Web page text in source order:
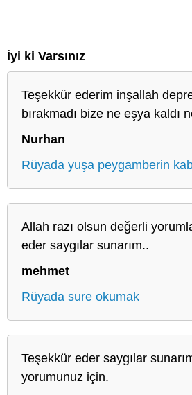
İyi ki Varsınız
Teşekkür ederim inşallah
bırakmadı bize ne eşya kaldı
Nurhan
Rüyada yuşa peygamberin
Allah razı olsun değerli
eder saygılar sunarım..
mehmet
Rüyada sure okumak
Teşekkür eder saygılar
yorumunuz için.